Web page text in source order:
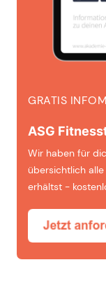
GRATIS
ASG
Wir haben für
übersichtlich alle
erhältst -